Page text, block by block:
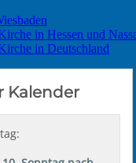
in Hessen und
in Deutschland